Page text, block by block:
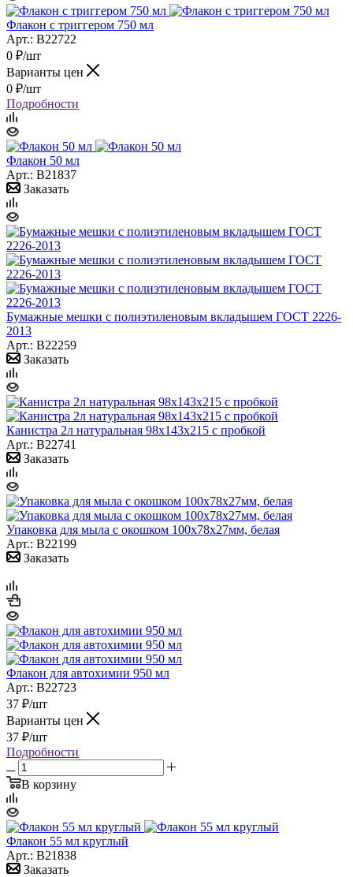
Флакон с триггером 750 мл
Арт.: B22722
0 ₽/шт
Варианты цен
0 ₽/шт
Подробности
Флакон 50 мл
Арт.: B21837
Заказать
Бумажные мешки с полиэтиленовым вкладышем ГОСТ 2226-
2013
Арт.: B22259
Заказать
Канистра 2л натуральная 98x143x215 с пробкой
Арт.: B22741
Заказать
Упаковка для мыла с окошком 100х78х27мм, белая
Арт.: B22199
Заказать
Флакон для автохимии 950 мл
Арт.: B22723
37 ₽/шт
Варианты цен
37 ₽/шт
Подробности
В корзину
Флакон 55 мл круглый
Арт.: B21838
Заказать